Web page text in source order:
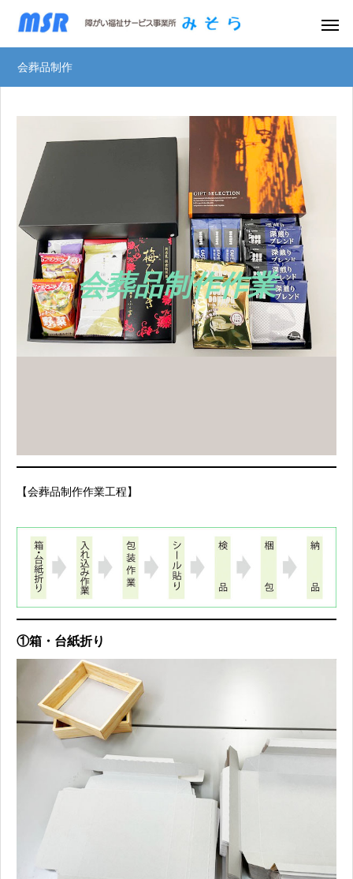
会葬品制作
会葬品制作作業
【会葬品制作作業工程】
①箱・台紙折り